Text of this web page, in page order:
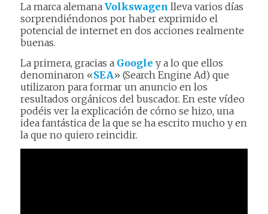
La marca alemana Volkswagen lleva varios días
sorprendiéndonos por haber exprimido el
potencial de internet en dos acciones realmente
buenas.
La primera, gracias a Google y a lo que ellos
denominaron «SEA» (Search Engine Ad) que
utilizaron para formar un anuncio en los
resultados orgánicos del buscador. En este vídeo
podéis ver la explicación de cómo se hizo, una
idea fantástica de la que se ha escrito mucho y en
la que no quiero reincidir.